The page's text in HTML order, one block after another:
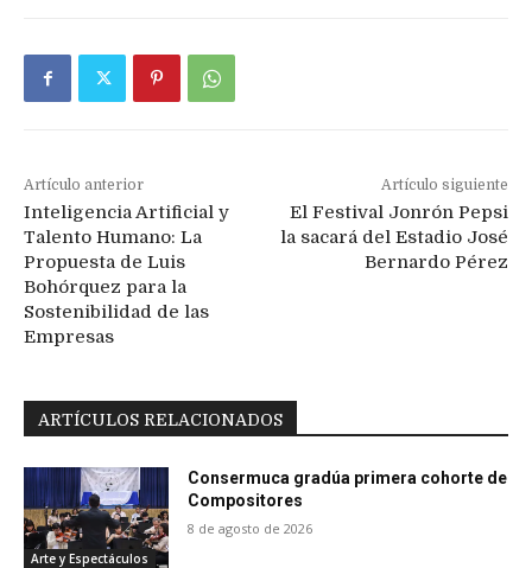
Artículo anterior
Inteligencia Artificial y
Talento Humano: La
Propuesta de Luis
Bohórquez para la
Sostenibilidad de las
Empresas
Artículo siguiente
El Festival Jonrón Pepsi
la sacará del Estadio José
Bernardo Pérez
ARTÍCULOS RELACIONADOS
Arte y Espectáculos
Consermuca gradúa primera cohorte de
Compositores
8 de agosto de 2026